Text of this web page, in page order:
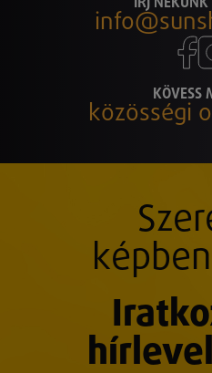
KÖVESS
közösségi